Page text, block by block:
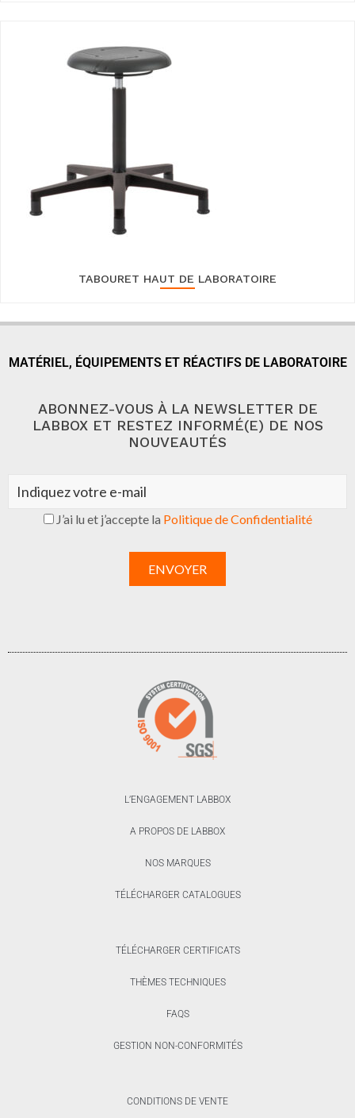
TABOURET HAUT DE LABORATOIRE
MATÉRIEL, ÉQUIPEMENTS ET RÉACTIFS DE LABORATOIRE
ABONNEZ-VOUS À LA NEWSLETTER DE
LABBOX ET RESTEZ INFORMÉ(E) DE NOS
NOUVEAUTÉS
J’ai lu et j’accepte la Politique de Confidentialité
L’ENGAGEMENT LABBOX
A PROPOS DE LABBOX
NOS MARQUES
TÉLÉCHARGER CATALOGUES
TÉLÉCHARGER CERTIFICATS
THÈMES TECHNIQUES
FAQS
GESTION NON-CONFORMITÉS
CONDITIONS DE VENTE